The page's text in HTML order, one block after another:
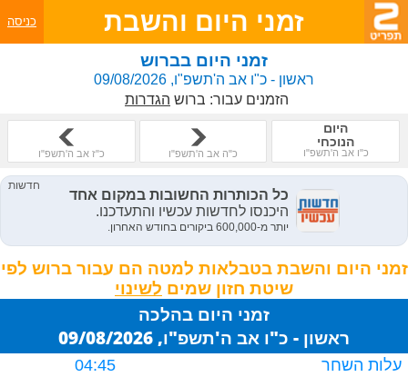
זמני היום והשבת כניסה
זמני היום בברוש
ראשון - כ"ו אב ה'תשפ"ו, 09/08/2026
הזמנים עבור: ברוש הגדרות
היום
הנוכחי
כ"ו אב ה'תשפ"ו כ"ה אב ה'תשפ"ו כ"ז אב ה'תשפ"ו
זמני היום והשבת בטבלאות למטה הם עבור ברוש לפי
שיטת חזון שמים
זמני היום בהלכה
ראשון - כ"ו אב ה'תשפ"ו, 09/08/2026
עלות השחר
04:45